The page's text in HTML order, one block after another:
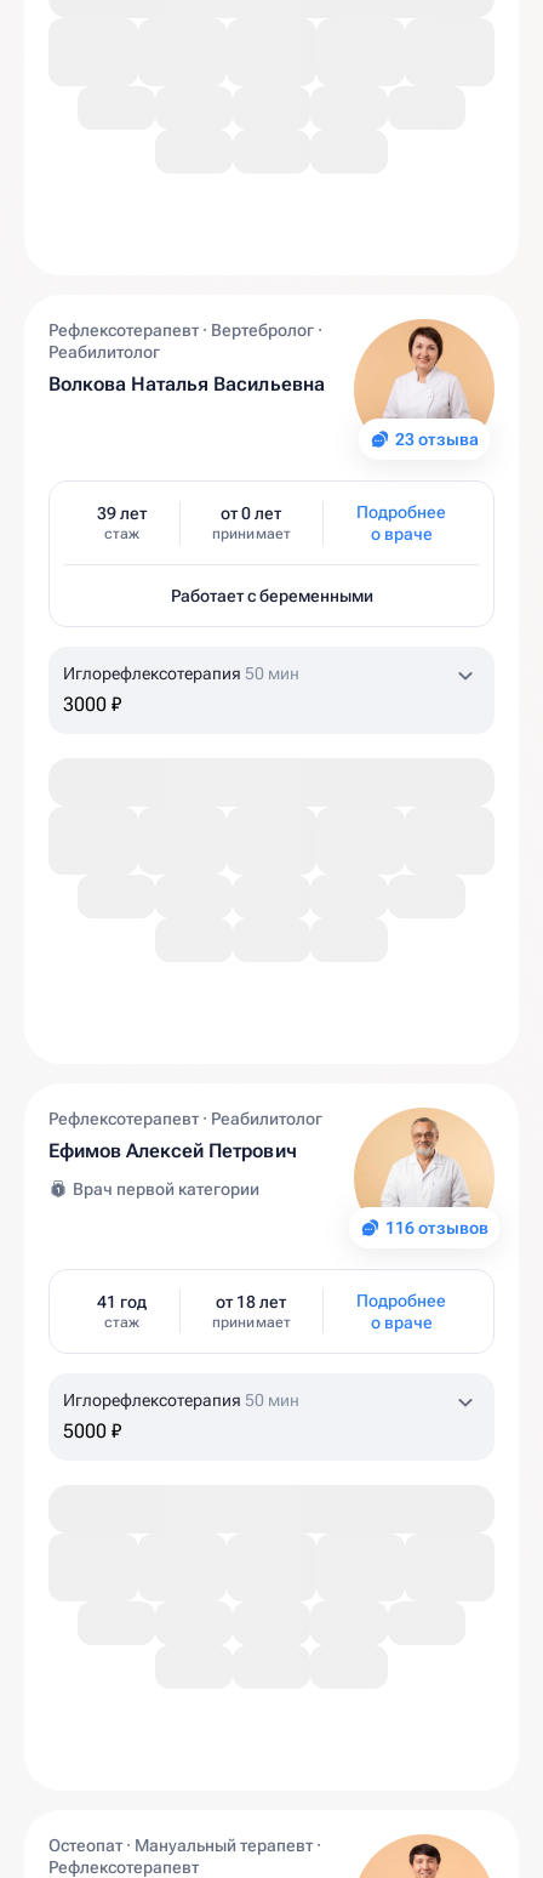
23 отзыва
Рефлексотерапевт · Вертебролог ·
Реабилитолог
Волкова Наталья Васильевна
39 лет
стаж
от 0 лет
принимает
Подробнее
о враче
Работает с беременными
Иглорефлексотерапия 50 мин
3000 ₽
116 отзывов
Рефлексотерапевт · Реабилитолог
Ефимов Алексей Петрович
Врач первой категории
41 год
стаж
от 18 лет
принимает
Подробнее
о враче
Иглорефлексотерапия 50 мин
5000 ₽
Остеопат · Мануальный терапевт ·
Рефлексотерапевт